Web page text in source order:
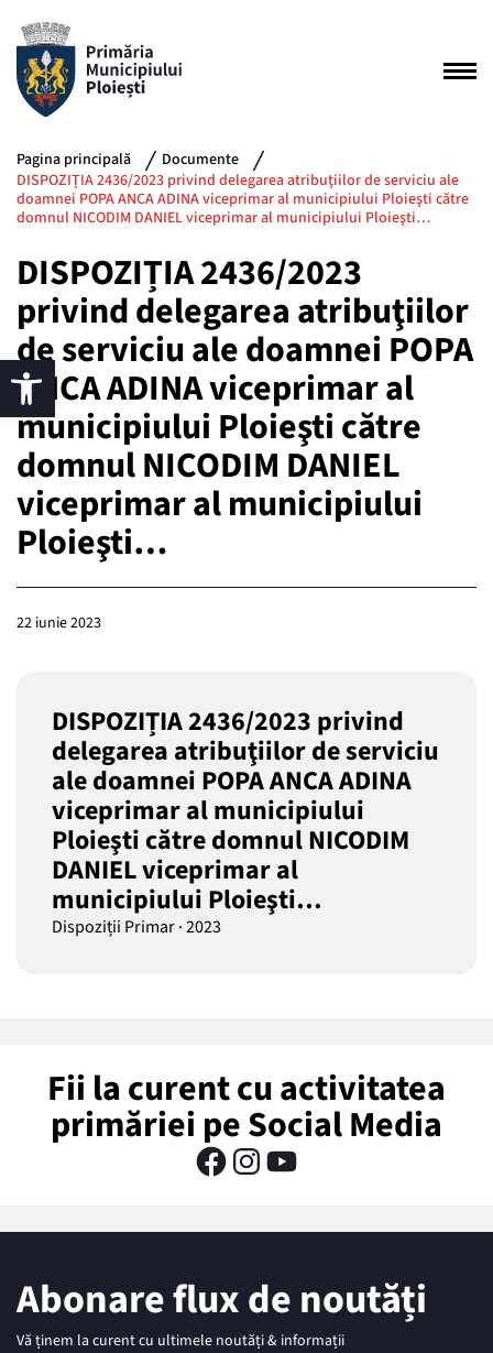
Pagina principală
Documente
DISPOZIȚIA 2436/2023 privind delegarea atribuţiilor de serviciu ale
doamnei POPA ANCA ADINA viceprimar al municipiului Ploieşti către
domnul NICODIM DANIEL viceprimar al municipiului Ploieşti…
DISPOZIȚIA 2436/2023
privind delegarea atribuţiilor
de serviciu ale doamnei POPA
ANCA ADINA viceprimar al
municipiului Ploieşti către
domnul NICODIM DANIEL
viceprimar al municipiului
Ploieşti…
22 iunie 2023
DISPOZIȚIA 2436/2023 privind
delegarea atribuţiilor de serviciu
ale doamnei POPA ANCA ADINA
viceprimar al municipiului
Ploieşti către domnul NICODIM
DANIEL viceprimar al
municipiului Ploieşti…
Dispoziții Primar·2023
Fii la curent cu activitatea
primăriei pe Social Media
Abonare flux de noutăți
Vă ținem la curent cu ultimele noutăți & informații